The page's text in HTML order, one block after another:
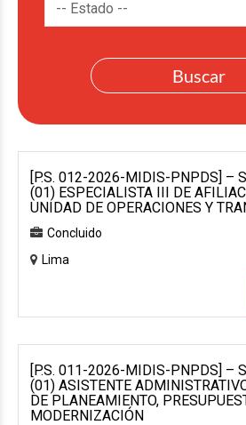
[P.S. 012-2026-MIDIS-PNPDS] –
(01) ESPECIALISTA III DE
UNIDAD DE OPERACIONES Y
Concluido
Lima
[P.S. 011-2026-MIDIS-PNPDS] –
(01) ASISTENTE
DE PLANEAMIENTO,
MODERNIZACIÓN